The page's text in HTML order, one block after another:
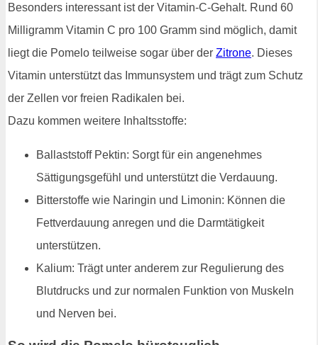
Besonders interessant ist der Vitamin-C-Gehalt. Rund 60
Milligramm Vitamin C pro 100 Gramm sind möglich, damit
liegt die Pomelo teilweise sogar über der Zitrone. Dieses
Vitamin unterstützt das Immunsystem und trägt zum Schutz
der Zellen vor freien Radikalen bei.
Dazu kommen weitere Inhaltsstoffe:
Ballaststoff Pektin: Sorgt für ein angenehmes
Sättigungsgefühl und unterstützt die Verdauung.
Bitterstoffe wie Naringin und Limonin: Können die
Fettverdauung anregen und die Darmtätigkeit
unterstützen.
Kalium: Trägt unter anderem zur Regulierung des
Blutdrucks und zur normalen Funktion von Muskeln
und Nerven bei.